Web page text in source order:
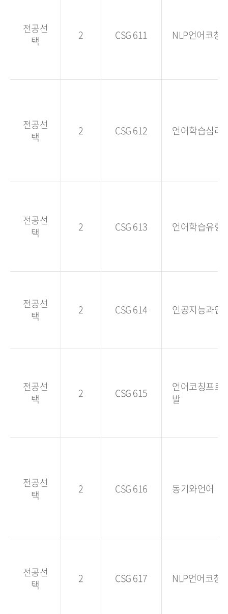
전공선
택
2 CSG 611 NLP언어코칭
전공선
택
2 CSG 612 언어학습심리
전공선
택
2 CSG 613 언어학습유형
전공선
택
2 CSG 614 인공지능과언
전공선
택
2 CSG 615
언어코칭프로
발
전공선
택
2 CSG 616 동기와언어
전공선
택
2 CSG 617 NLP언어코칭